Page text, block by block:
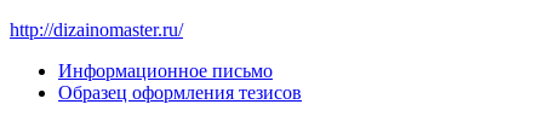
http://dizainomaster.ru/
Информационное письмо
Образец оформления тезисов